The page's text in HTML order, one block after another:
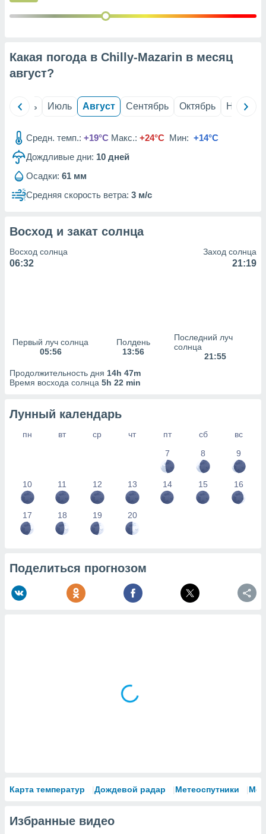
Какая погода в Chilly-Mazarin в месяц
август?
Июнь Июль Август Сентябрь Октябрь Ноябрь
Средн. темп.: +19°C Макс.: +24°C Мин: +14°C
Дождливые дни: 10 дней
Осадки: 61 мм
Средняя скорость ветра: 3 м/с
Восход и закат солнца
Восход солнца
06:32
Заход солнца
21:19
Первый луч солнца
05:56
Полдень
13:56
Последний луч
солнца
21:55
Продолжительность дня 14h 47m
Время восхода солнца 5h 22 min
Лунный календарь
пн вт ср чт пт сб
вс
7
8 9
10 11 12 13 14 15 16
17 18 19 20
Поделиться прогнозом
Карта температур Дождевой радар Метеоспутники
Избранные видео